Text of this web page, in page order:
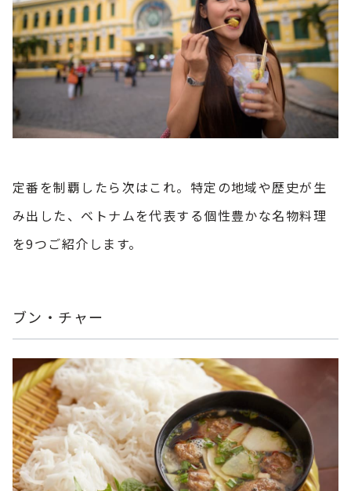
定番を制覇したら次はこれ。特定の地域や歴史が生
み出した、ベトナムを代表する個性豊かな名物料理
を9つご紹介します。
ブン・チャー